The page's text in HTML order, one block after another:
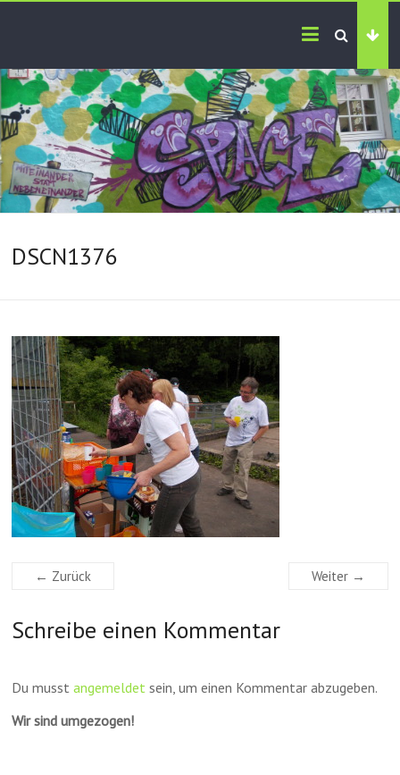
DSCN1376
← Zurück Weiter →
Schreibe einen Kommentar
Du musstangemeldet sein, um einen Kommentar abzugeben.
Wir sind umgezogen!